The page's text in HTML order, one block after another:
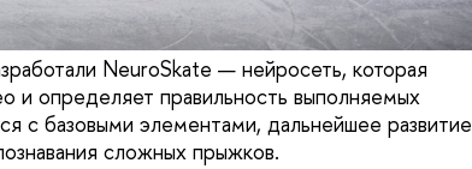
NeuroSkate — нейросеть, которая
и определяет правильность выполняемых
с базовыми элементами, дальнейшее развитие
сложных прыжков.